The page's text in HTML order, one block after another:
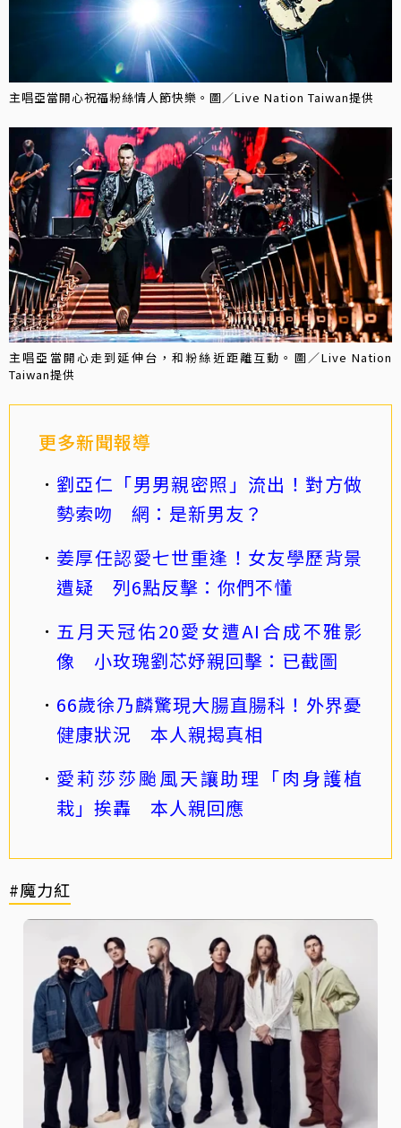
主唱亞當開心祝福粉絲情人節快樂。圖／Live Nation Taiwan提供
主唱亞當開心走到延伸台，和粉絲近距離互動。圖／Live Nation
Taiwan提供
更多新聞報導
劉亞仁「男男親密照」流出！對方做
勢索吻 網：是新男友？
姜厚任認愛七世重逢！女友學歷背景
遭疑 列6點反擊：你們不懂
五月天冠佑20愛女遭AI合成不雅影
像 小玫瑰劉芯妤親回擊：已截圖
66歲徐乃麟驚現大腸直腸科！外界憂
健康狀況 本人親揭真相
愛莉莎莎颱風天讓助理「肉身護植
栽」挨轟 本人親回應
#魔力紅